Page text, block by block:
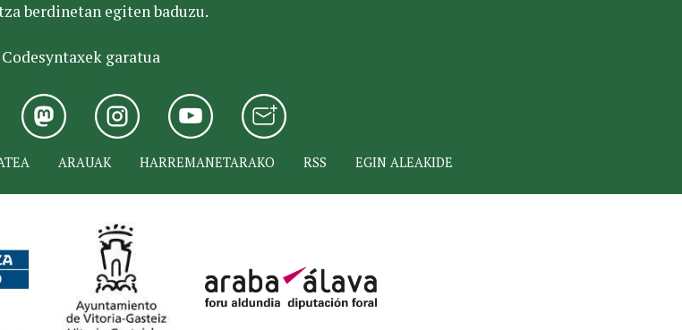
berdinetan egiten baduzu.
Codesyntaxek garatua
ARAUAK HARREMANETARAKO RSS EGIN ALEAKIDE